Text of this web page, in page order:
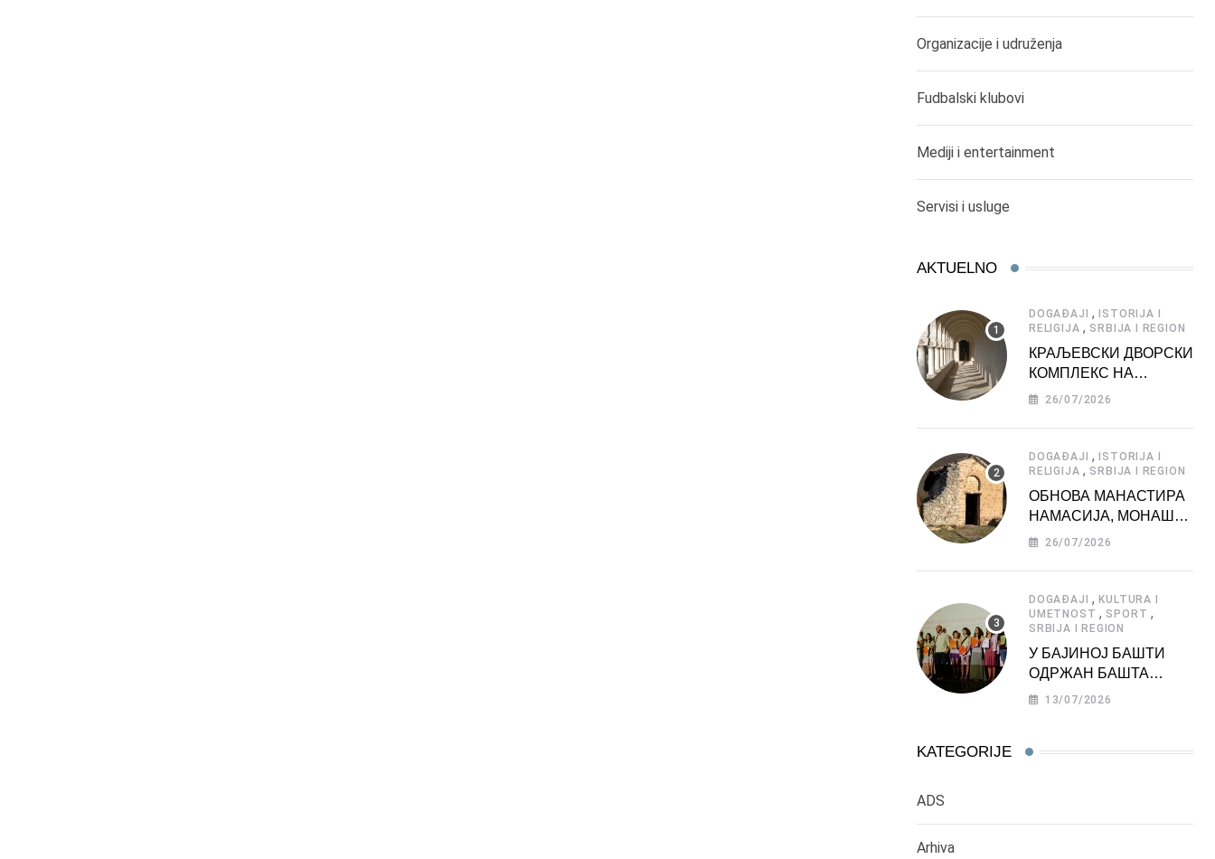
Organizacije i udruženja
Fudbalski klubovi
Mediji i entertainment
Servisi i usluge
AKTUELNO
DOGAĐAJI , ISTORIJA I
RELIGIJA , SRBIJA I REGION
КРАЉЕВСКИ ДВОРСКИ
КОМПЛЕКС НА
ДЕДИЊУ –
АТРАКЦИЈА
26/07/2026
DOGAĐAJI , ISTORIJA I
RELIGIJA , SRBIJA I REGION
ОБНОВА МАНАСТИРА
НАМАСИЈА, МОНАШКЕ
ЗАДУЖБИНЕ
26/07/2026
DOGAĐAJI ,KULTURA I
UMETNOST , SPORT ,
SRBIJA I REGION
У БАЈИНОЈ БАШТИ
ОДРЖАН БАШТА
ФЕСТ 2026
13/07/2026
KATEGORIJE
ADS
Arhiva